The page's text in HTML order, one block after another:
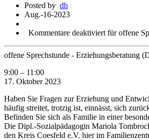
Posted by dh
Aug.-16-2023
Kommentare deaktiviert für offene
offene Sprechstunde - Erziehungsberatung
9:00 – 11:00
17. Oktober 2023
Haben Sie Fragen zur Erziehung und
häufig streitet, trotzig ist, einnässt, sich
Befinden Sie sich als Familie in einer
Die Dipl.-Sozialpädagogin Mariola
den Kreis Coesfeld e.V. hier im